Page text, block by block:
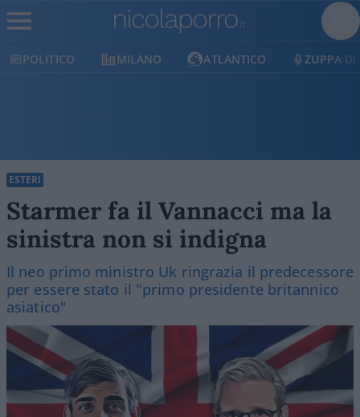
MILANO ATLANTICO ZUPPA DI
ESTERI
Starmer fa il Vannacci ma la
sinistra non si indigna
Il neo primo ministro Uk ringrazia il predecessore
per essere stato il "primo presidente britannico
asiatico"